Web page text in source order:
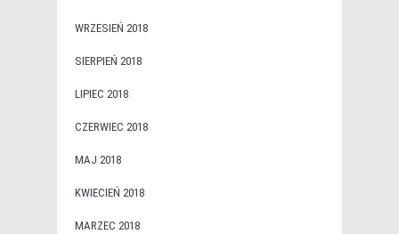
WRZESIEŃ 2018
SIERPIEŃ 2018
LIPIEC 2018
CZERWIEC 2018
MAJ 2018
KWIECIEŃ 2018
MARZEC 2018